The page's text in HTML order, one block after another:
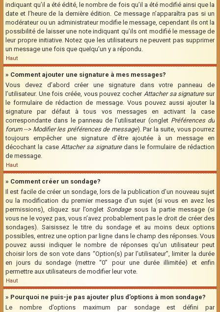
indiquant qu’il a été édité, le nombre de fois qu’il a été modifié ainsi que la
date et l’heure de la dernière édition. Ce message n’apparaîtra pas si un
modérateur ou un administrateur modifie le message, cependant ils ont la
possibilité de laisser une note indiquant qu’ils ont modifié le message de
leur propre initiative. Notez que les utilisateurs ne peuvent pas supprimer
un message une fois que quelqu’un y a répondu.
Haut
» Comment ajouter une signature à mes messages?
Vous devez d’abord créer une signature dans votre panneau de
l’utilisateur. Une fois créée, vous pouvez cocher Attacher sa signaturesur
le formulaire de rédaction de message. Vous pouvez aussi ajouter la
signature par défaut à tous vos messages en activant la case
correspondante dans le panneau de l’utilisateur (onglet Préférences du
forum --> Modifier les préférences de message). Par la suite, vous pourrez
toujours empêcher une signature d’être ajoutée à un message en
décochant la case Attacher sa signaturedans le formulaire de rédaction
de message.
Haut
» Comment créer un sondage?
Il est facile de créer un sondage, lors de la publication d’un nouveau sujet
ou la modification du premier message d’un sujet (si vous en avez les
permissions), cliquez sur l’onglet Sondagesous la partie message (si
vous ne le voyez pas, vous n’avez probablement pas le droit de créer des
sondages). Saisissez le titre du sondage et au moins deux options
possibles, entrez une option par ligne dans le champ des réponses. Vous
pouvez aussi indiquer le nombre de réponses qu’un utilisateur peut
choisir lors de son vote dans “Option(s) par l’utilisateur”, limiter la durée
en jours du sondage (mettre “0” pour une durée illimitée) et enfin
permettre aux utilisateurs de modifier leur vote.
Haut
» Pourquoi ne puis-je pas ajouter plus d’options à mon sondage?
Le nombre d’options maximum par sondage est défini par